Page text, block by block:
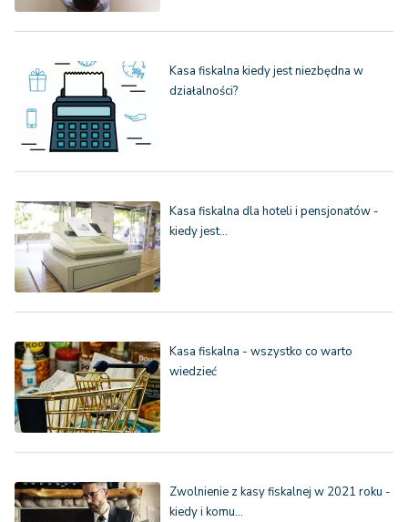
Kasa fiskalna kiedy jest niezbędna w
działalności?
Kasa fiskalna dla hoteli i pensjonatów -
kiedy jest…
Kasa fiskalna - wszystko co warto
wiedzieć
Zwolnienie z kasy fiskalnej w 2021 roku -
kiedy i komu…